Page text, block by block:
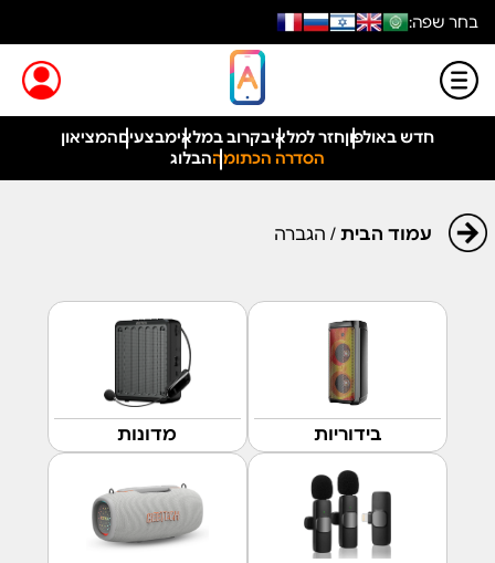
בחר שפה:
חדש באולפוןחזר למלאיבקרוב במלאימבצעיםהמציאון
הסדרה הכתומההבלוג
עמוד הבית/ הגברה
בידוריות מדונות